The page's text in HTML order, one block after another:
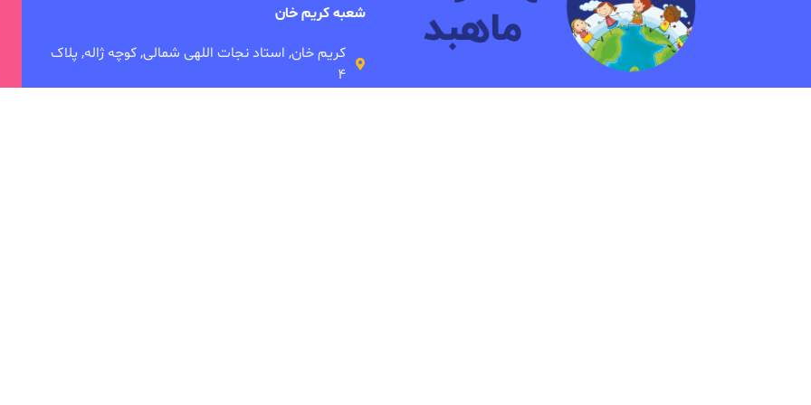
شعبه کریم خان
کریم خان, استاد نجات اللهی شمالی, کوچه ژاله, پلاک
۴